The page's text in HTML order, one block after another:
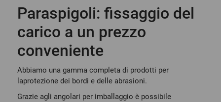
Paraspigoli: fissaggio del
carico a un prezzo
conveniente
Abbiamo una gamma completa di prodotti per
laprotezione dei bordi e delle abrasioni.
Grazie agli angolari per imballaggio è possibile